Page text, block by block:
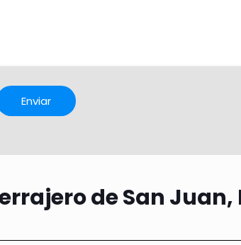
de San Juan,